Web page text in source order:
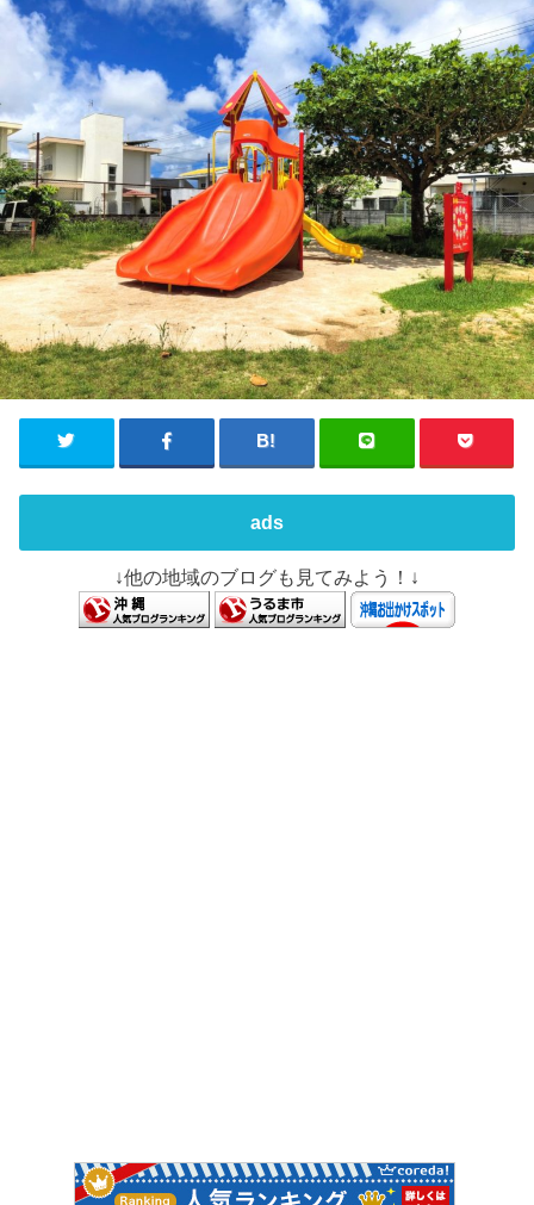
ads
↓他の地域のブログも見てみよう！↓